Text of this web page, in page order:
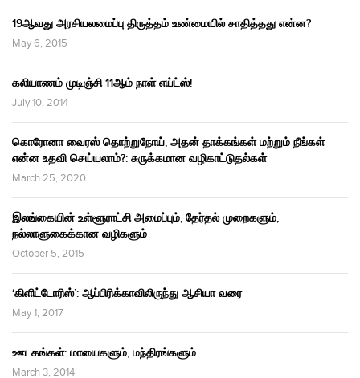
19ஆவது அரசியலமைப்பு திருத்தம் உண்மையில் சாதித்தது என்ன?
May 6, 2015
கலியாணம் முடிஞ்சி 11ஆம் நாள் எய்ட்ஸ்!
July 10, 2014
கொரோனா வைரஸ் தொற்றுநோய், அதன் தாக்கங்கள் மற்றும் நீங்கள்
என்ன உதவி செய்யலாம்?: சுருக்கமான வழிகாட்டுதல்கள்
March 25, 2020
இலங்கையின் உள்ளூராட்சி அமைப்பும், தேர்தல் முறைகளும்,
நல்லாளுகைக்கான வழிகளும்
October 5, 2015
‘கிளிட்டோரிஸ்’: ஆப்பிரிக்காவிலிருந்து ஆசியா வரை
May 1, 2017
ஊடகங்கள்: மாயைகளும், மந்திரங்களும்
March 3, 2014